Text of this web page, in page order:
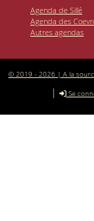
Agenda de Sillé
Agenda des
Autres agendas
© 2019 - 2026 | A la
| Se